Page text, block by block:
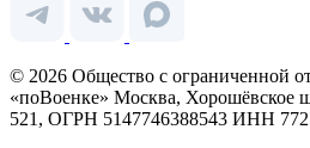
© 2026 Общество с ограниченной
«поВоенке» Москва, Хорошёвское
521, ОГРН 5147746388543 ИНН